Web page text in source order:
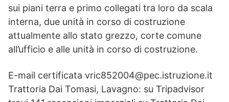
sui piani terra e primo collegati tra loro da scala
interna, due unità in corso di costruzione
attualmente allo stato grezzo, corte comune
all’ufficio e alle unità in corso di costruzione.
E-mail certificata vric852004@pec.istruzione.it
Trattoria Dai Tomasi, Lavagno: su Tripadvisor